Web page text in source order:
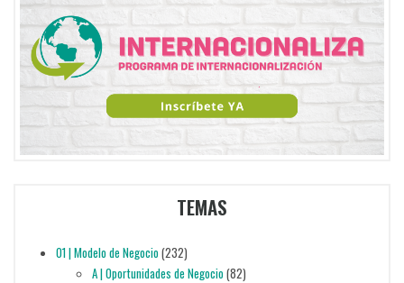
TEMAS
01 | Modelo de Negocio(232)
A | Oportunidades de Negocio(82)